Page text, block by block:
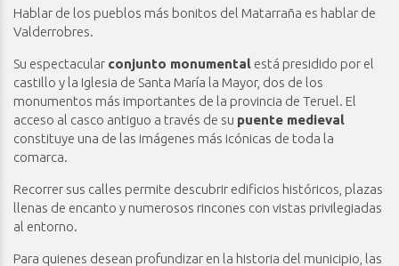
Hablar de los pueblos más bonitos del Matarraña es hablar de
Valderrobres.
Su espectacular conjunto monumental está presidido por el
castillo y la Iglesia de Santa María la Mayor, dos de los
monumentos más importantes de la provincia de Teruel. El
acceso al casco antiguo a través de su puente medieval
constituye una de las imágenes más icónicas de toda la
comarca.
Recorrer sus calles permite descubrir edificios históricos, plazas
llenas de encanto y numerosos rincones con vistas privilegiadas
al entorno.
Para quienes desean profundizar en la historia del municipio, las